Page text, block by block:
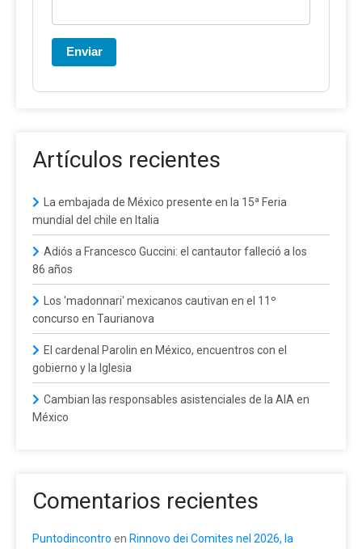
Enviar
Artículos recientes
La embajada de México presente en la 15ª Feria
mundial del chile en Italia
Adiós a Francesco Guccini: el cantautor falleció a los
86 años
Los 'madonnari' mexicanos cautivan en el 11º
concurso en Taurianova
El cardenal Parolin en México, encuentros con el
gobierno y la Iglesia
Cambian las responsables asistenciales de la AIA en
México
Comentarios recientes
Puntodincontro en Rinnovo dei Comites nel 2026, la